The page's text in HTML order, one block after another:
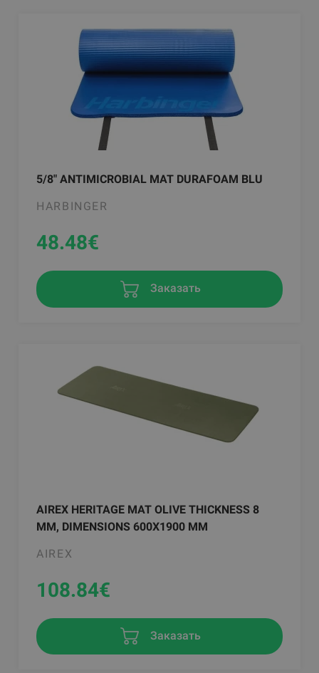
5/8" ANTIMICROBIAL MAT DURAFOAM BLU
HARBINGER
48.48€
Заказать
AIREX HERITAGE MAT OLIVE THICKNESS 8
MM, DIMENSIONS 600X1900 MM
AIREX
108.84€
Заказать